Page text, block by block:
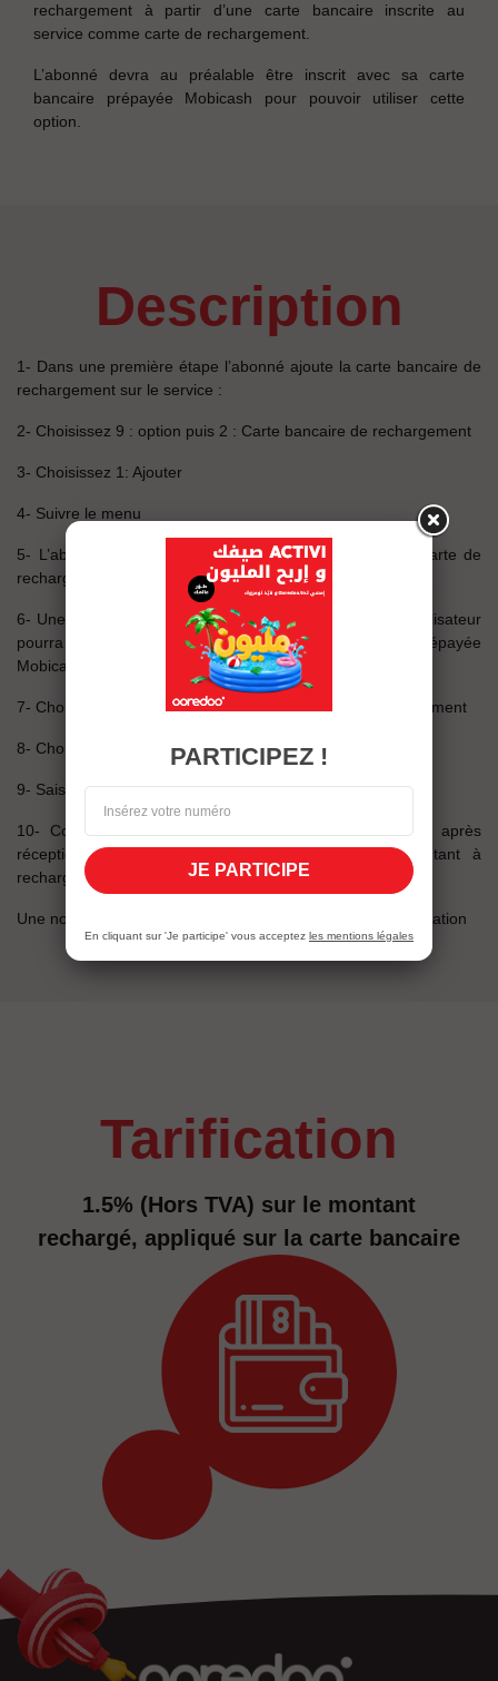
rechargement à partir d’une carte bancaire inscrite au
service comme carte de rechargement.
L’abonné devra au préalable être inscrit avec sa carte
bancaire prépayée Mobicash pour pouvoir utiliser cette
option.
description
1- Dans une première étape l’abonné ajoute la carte bancaire de
rechargement sur le service :
2- Choisissez 9 : option puis 2 : Carte bancaire de rechargement
3- Choisissez 1: Ajouter
4- Suivre le menu
5- L’abonné ne pourra ajouter qu’une seule et unique carte de
rechargement
6- Une fois qu’il aura ajouté la carte de rechargement, l’utilisateur
pourra effectuer le rechargement de la carte bancaire prépayée
Mobicash en poursuivant les étapes suivantes :
7- Choisissez 9: option puis 2 : Carte bancaire de rechargement
8- Choisissez 5 : recharger ma carte Mobicash
9- Saisissez le montant à recharger en millimes.
10- Confirmez l’opération avec votre code confidentiel après
réception d’un message récapitulatif affichant le montant à
recharger et le montant des frais.
Une notification et un SMS confirmeront le succès de l’opération
tarification
1.5% (Hors TVA) sur le montant
rechargé, appliqué sur la carte bancaire
PARTICIPEZ !
JE PARTICIPE
En cliquant sur 'Je participe' vous acceptez les mentions légales